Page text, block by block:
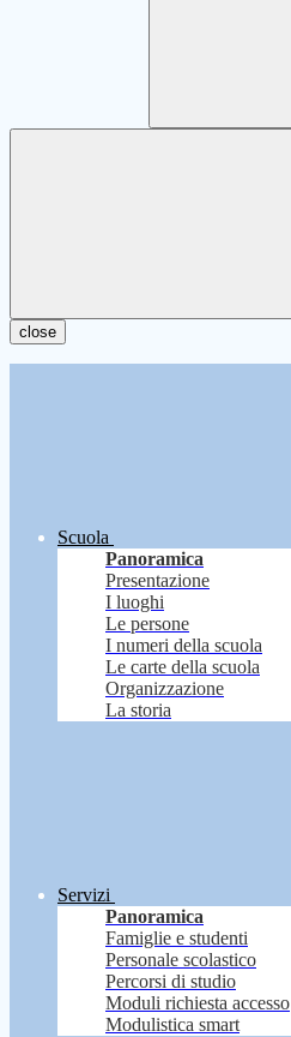
close
Scuola
Panoramica
Presentazione
I luoghi
Le persone
I numeri della scuola
Le carte della scuola
Organizzazione
La storia
Servizi
Panoramica
Famiglie e studenti
Personale scolastico
Percorsi di studio
Moduli richiesta accesso
Modulistica smart